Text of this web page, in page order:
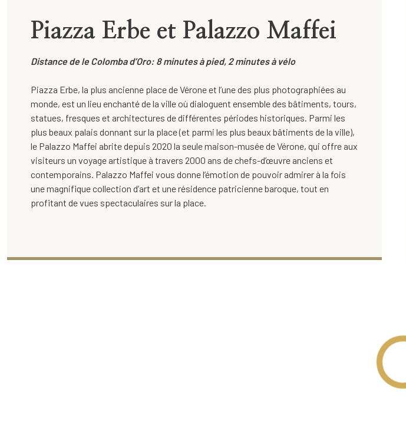
Piazza Erbe et Palazzo Maffei
Distance de le Colomba d’Oro: 8 minutes à pied, 2 minutes à vélo
Piazza Erbe, la plus ancienne place de Vérone et l’une des plus photographiées au
monde, est un lieu enchanté de la ville où dialoguent ensemble des bâtiments, tours,
statues, fresques et architectures de différentes périodes historiques. Parmi les
plus beaux palais donnant sur la place (et parmi les plus beaux bâtiments de la ville),
le Palazzo Maffei abrite depuis 2020 la seule maison-musée de Vérone, qui offre aux
visiteurs un voyage artistique à travers 2000 ans de chefs-d’œuvre anciens et
contemporains. Palazzo Maffei vous donne l’émotion de pouvoir admirer à la fois
une magnifique collection d’art et une résidence patricienne baroque, tout en
profitant de vues spectaculaires sur la place.